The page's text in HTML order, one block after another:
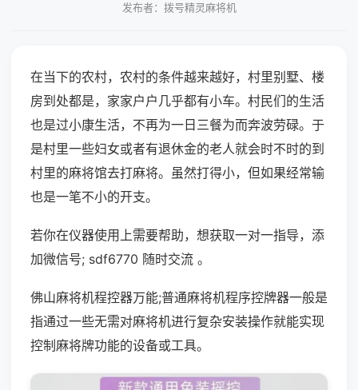
发布者：拨号精灵麻将机
在当下的农村，农村的条件越来越好，村里别墅、楼
房到处都是，家家户户几乎都有小车。村民们的生活
也是过小康生活，不再为一日三餐为而奔波劳碌。于
是村里一些妇女或者有退休金的老人就会时不时的到
村里的麻将馆去打麻将。虽然打得小，但如果经常输
也是一笔不小的开支。
若你在仪器使用上需要帮助，想获取一对一指导，添
加微信号; sdf6770 随时交流 。
佛山麻将机程控器万能;普通麻将机程序控牌器一般是
指通过一些无需对麻将机进行复杂安装操作就能实现
控制麻将牌功能的设备或工具。